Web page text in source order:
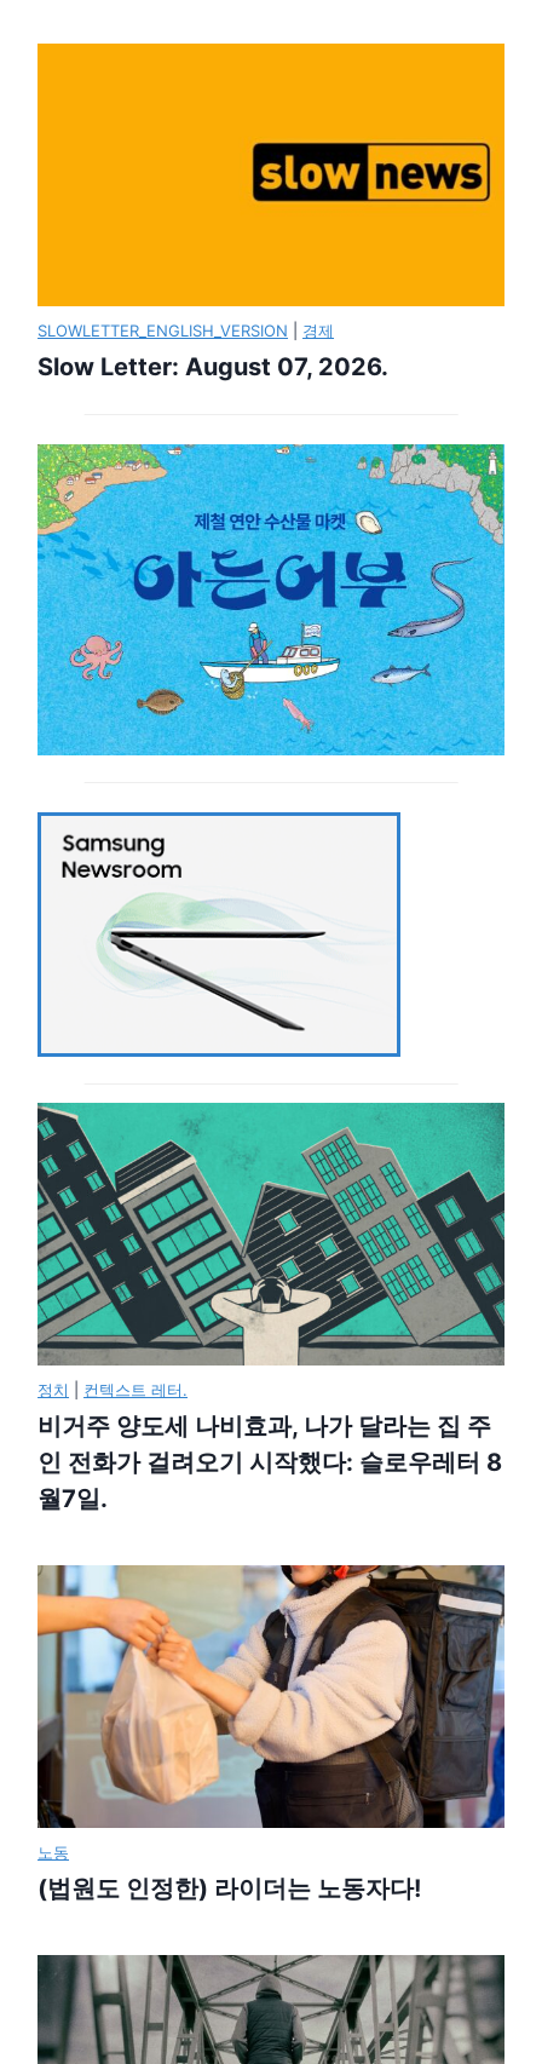
SLOWLETTER_ENGLISH_VERSION 경제
Slow Letter: August 07, 2026.
정치 컨텍스트 레터.
비거주 양도세 나비효과, 나가 달라는 집 주
인 전화가 걸려오기 시작했다: 슬로우레터 8
월7일.
노동
(법원도 인정한) 라이더는 노동자다!